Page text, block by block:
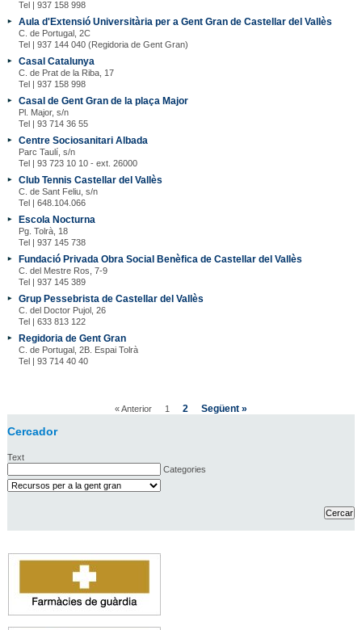
Tel | 937 158 998
Aula d'Extensió Universitària per a Gent Gran de Castellar del Vallès
C. de Portugal, 2C
Tel | 937 144 040 (Regidoria de Gent Gran)
Casal Catalunya
C. de Prat de la Riba, 17
Tel | 937 158 998
Casal de Gent Gran de la plaça Major
Pl. Major, s/n
Tel | 93 714 36 55
Centre Sociosanitari Albada
Parc Taulí, s/n
Tel | 93 723 10 10 - ext. 26000
Club Tennis Castellar del Vallès
C. de Sant Feliu, s/n
Tel | 648.104.066
Escola Nocturna
Pg. Tolrà, 18
Tel | 937 145 738
Fundació Privada Obra Social Benèfica de Castellar del Vallès
C. del Mestre Ros, 7-9
Tel | 937 145 389
Grup Pessebrista de Castellar del Vallès
C. del Doctor Pujol, 26
Tel | 633 813 122
Regidoria de Gent Gran
C. de Portugal, 2B. Espai Tolrà
Tel | 93 714 40 40
« Anterior 1 2 Següent »
Cercador
Text
Categories